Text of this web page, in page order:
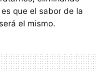
que el sabor de la
el mismo.